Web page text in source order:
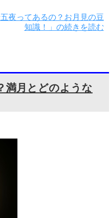
夜ってあるの？お月見の豆
知識！」の続きを読む
満月とどのような